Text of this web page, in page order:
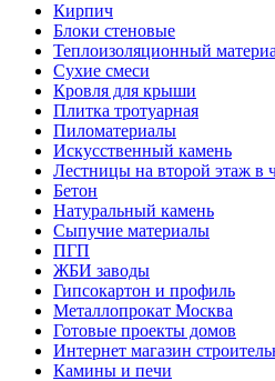
Кирпич
Блоки стеновые
Теплоизоляционный
Сухие смеси
Кровля для крыши
Плитка тротуарная
Пиломатериалы
Искусственный камень
Лестницы на второй этаж в
Бетон
Натуральный камень
Сыпучие материалы
ПГП
ЖБИ заводы
Гипсокартон и профиль
Металлопрокат Москва
Готовые проекты домов
Интернет магазин
Камины и печи